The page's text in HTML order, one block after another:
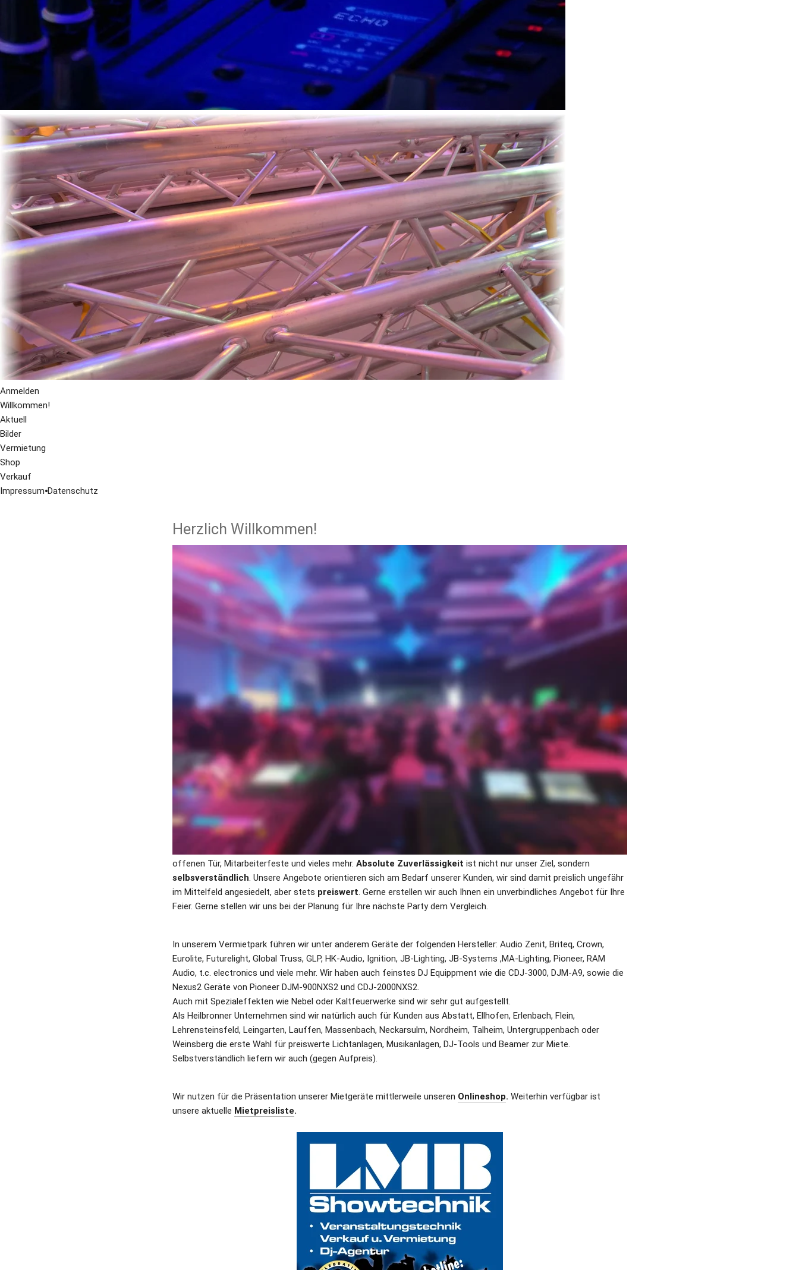
Anmelden
Willkommen!
Aktuell
Bilder
Vermietung
Shop
Verkauf
Impressum⦁Datenschutz
Herzlich Willkommen!
Herzlich Willkommen bei LMB-Showtechnik -Veranstaltungstechnik und DJ-Agentur in Heilbronn
Sontheim. Unsere Schwerpunkte sind:
Vermietung und Verkauf von Beleuchtungs- und Beschallungsequipment für Bühne, professionelle Events
und private Partys.
Ständig interessante Gebrauchtgeräte
Hochzeitsservice: DJ und Technik für Ihren ganz besonderen Tag.
Mobile Diskothek
DJ-Agentur - DJs die verschiedensten Anlässe. Kompetend und zuverlässig.
Audio Zenit Stützpunkt - Wir sind von Audio Zenit so überzeugt, dass wir die Lautsprecher nicht nur
verkaufen, sondern selbst für Vermietung und Veranstaltungen regelmäßig einsetzen.
Was uns auszeichnet:
Individuelle Lösungen, ohne die Kosten aus dem Blick zu verlieren
30 Jahre Erfahrung
kundenorientierte Öffnungszeiten
Gepflegtes, gewartetes und geprüftes Equipment
Bedarfsgerechte Anlagen, egal ob 10 oder 1000 Personen
LMB-Showtechnik ist Ihr Partner in Sachen Licht, Ton, Musik, DJ, Events.
Seit 1995 vermieten wir professionelle Licht- und Tontechnik, seit 2000 bieten wir DJs für die private Party, wie
Hochzeit, Jubiläum, Geburtstag, sonstige private Feiern, aber auch Firmenevents wie Weihnachtsfeiern, Tag der
offenen Tür, Mitarbeiterfeste und vieles mehr. Absolute Zuverlässigkeit
selbsverständlich. Unsere Angebote orientieren sich am Bedarf unserer Kunden, wir sind damit preislich ungefähr
im Mittelfeld angesiedelt, aber stets preiswert. Gerne erstellen wir auch Ihnen ein unverbindliches Angebot für Ihre
Feier. Gerne stellen wir uns bei der Planung für Ihre nächste Party dem Vergleich.
In unserem Vermietpark führen wir unter anderem Geräte der folgenden Hersteller: Audio Zenit, Briteq, Crown,
Eurolite, Futurelight, Global Truss, GLP, HK-Audio, Ignition, JB-Lighting, JB-Systems ,MA-Lighting, Pioneer, RAM
Audio, t.c. electronics und viele mehr. Wir haben auch feinstes DJ Equippment wie die CDJ-3000, DJM-A9, sowie die
Nexus2 Geräte von Pioneer DJM-900NXS2 und CDJ-2000NXS2.
Auch mit Spezialeffekten wie Nebel oder Kaltfeuerwerke sind wir sehr gut aufgestellt.
Als Heilbronner Unternehmen sind wir natürlich auch für Kunden aus Abstatt, Ellhofen, Erlenbach, Flein,
Lehrensteinsfeld, Leingarten, Lauffen, Massenbach, Neckarsulm, Nordheim, Talheim, Untergruppenbach oder
Weinsberg die erste Wahl für preiswerte Lichtanlagen, Musikanlagen, DJ-Tools und Beamer zur Miete.
Selbstverständlich liefern wir auch (gegen Aufpreis).
Wir nutzen für die Präsentation unserer Mietgeräte mittlerweile unseren Onlineshop. Weiterhin verfügbar ist
unsere aktuelle Mietpreisliste.